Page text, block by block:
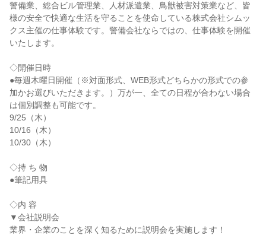
警備業、総合ビル管理業、人材派遣業、鳥獣被害対策業など、皆
様の安全で快適な生活を守ることを使命している株式会社シムッ
クス主催の仕事体験です。警備会社ならではの、仕事体験を開催
いたします。
◇開催日時
●毎週木曜日開催（※対面形式、WEB形式どちらかの形式での参
加かお選びいただきます。）万が一、全ての日程が合わない場合
は個別調整も可能です。
9/25（木）
10/16（木）
10/30（木）
◇持 ち 物
●筆記用具
◇内 容
▼会社説明会
業界・企業のことを深く知るために説明会を実施します！